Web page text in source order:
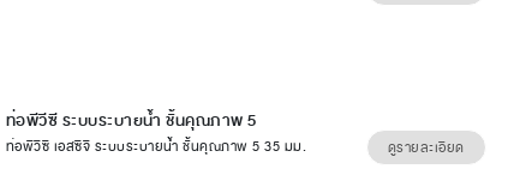
ท่อพีวีซี ระบบระบายน้ำ ชั้นคุณภาพ 5
ท่อพีวีซี เอสซีจี ระบบระบายน้ำ ชั้นคุณภาพ 5 35 มม. ดูรายละเอียด